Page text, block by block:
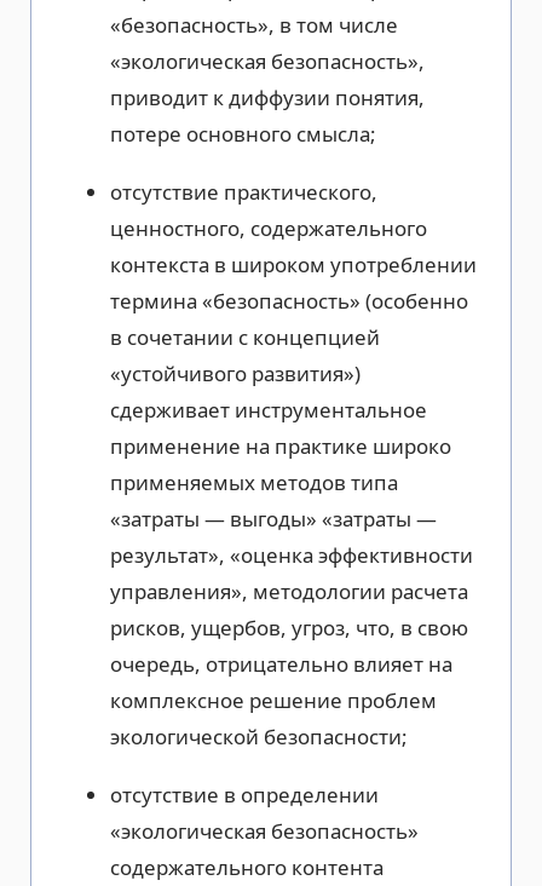
«безопасность», в том числе
«экологическая безопасность»,
приводит к диффузии понятия,
потере основного смысла;
отсутствие практического,
ценностного, содержательного
контекста в широком употреблении
термина «безопасность» (особенно
в сочетании с концепцией
«устойчивого развития»)
сдерживает инструментальное
применение на практике широко
применяемых методов типа
«затраты — выгоды» «затраты —
результат», «оценка эффективности
управления», методологии расчета
рисков, ущербов, угроз, что, в свою
очередь, отрицательно влияет на
комплексное решение проблем
экологической безопасности;
отсутствие в определении
«экологическая безопасность»
содержательного контента